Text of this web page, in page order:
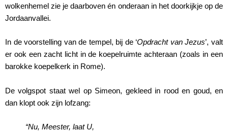
wolkenhemel zie je daarboven én onderaan in het doorkijkje op de
Jordaanvallei.
In de voorstelling van de tempel, bij de ‘Opdracht van Jezus’, valt
er ook een zacht licht in de koepelruimte achteraan (zoals in een
barokke koepelkerk in Rome).
De volgspot staat wel op Simeon, gekleed in rood en goud, en
dan klopt ook zijn lofzang:
“Nu, Meester, laat U,